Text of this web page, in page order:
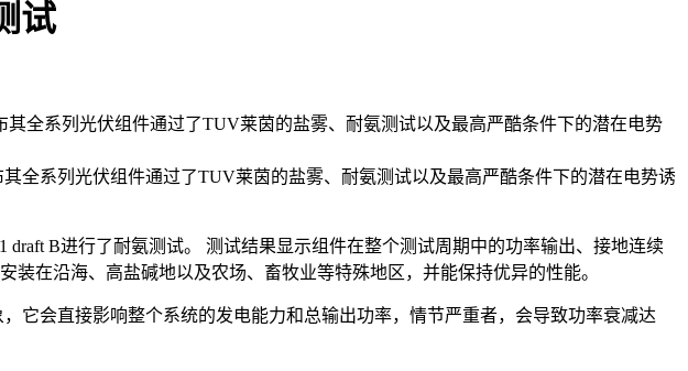
试
全系列光伏组件通过了TUV莱茵的盐雾、耐氨测试以及最高严酷条件下的潜在电势
全系列光伏组件通过了TUV莱茵的盐雾、耐氨测试以及最高严酷条件下的潜在电势诱
B进行了耐氨测试。 测试结果显示组件在整个测试周期中的功率输出、接地连续
在沿海、高盐碱地以及农场、畜牧业等特殊地区，并能保持优异的性能。
它会直接影响整个系统的发电能力和总输出功率，情节严重者，会导致功率衰减达